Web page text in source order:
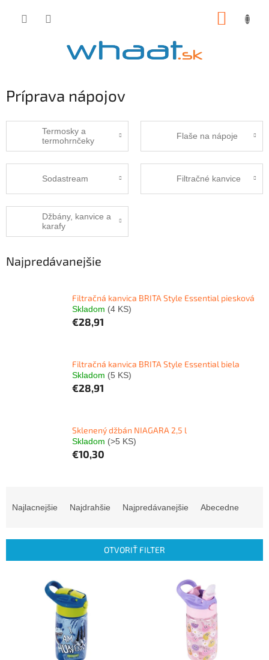
Príprava nápojov
Termosky a
termohrnčeky
Flaše na nápoje
Sodastream Filtračné kanvice
Džbány, kanvice a
karafy
Najpredávanejšie
Filtračná kanvica BRITA Style Essential piesková
Skladom (4 KS)
€28,91
Filtračná kanvica BRITA Style Essential biela
Skladom (5 KS)
€28,91
Sklenený džbán NIAGARA 2,5 l
Skladom (>5 KS)
€10,30
i
Najlacnejšie Najdrahšie Najpredávanejšie Abecedne
OTVORIŤ FILTER